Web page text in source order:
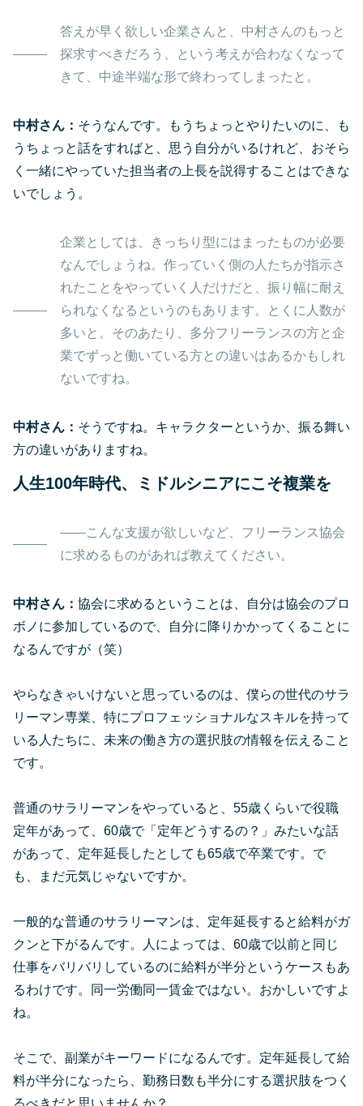
答えが早く欲しい企業さんと、中村さんのもっと
探求すべきだろう、という考えが合わなくなって
きて、中途半端な形で終わってしまったと。
中村さん： そうなんです。もうちょっとやりたいのに、も
うちょっと話をすればと、思う自分がいるけれど、おそら
く一緒にやっていた担当者の上長を説得することはできな
いでしょう。
企業としては、きっちり型にはまったものが必要
なんでしょうね。作っていく側の人たちが指示さ
れたことをやっていく人だけだと、振り幅に耐え
られなくなるというのもあります。とくに人数が
多いと。そのあたり、多分フリーランスの方と企
業でずっと働いている方との違いはあるかもしれ
ないですね。
中村さん： そうですね。キャラクターというか、振る舞い
方の違いがありますね。
人生100年時代、ミドルシニアにこそ複業を
――こんな支援が欲しいなど、フリーランス協会
に求めるものがあれば教えてください。
中村さん： 協会に求めるということは、自分は協会のプロ
ボノに参加しているので、自分に降りかかってくることに
なるんですが（笑）
やらなきゃいけないと思っているのは、僕らの世代のサラ
リーマン専業、特にプロフェッショナルなスキルを持って
いる人たちに、未来の働き方の選択肢の情報を伝えること
です。
普通のサラリーマンをやっていると、55歳くらいで役職
定年があって、60歳で「定年どうするの？」みたいな話
があって、定年延長したとしても65歳で卒業です。で
も、まだ元気じゃないですか。
一般的な普通のサラリーマンは、定年延長すると給料がガ
クンと下がるんです。人によっては、60歳で以前と同じ
仕事をバリバリしているのに給料が半分というケースもあ
るわけです。同一労働同一賃金ではない。おかしいですよ
ね。
そこで、副業がキーワードになるんです。定年延長して給
料が半分になったら、勤務日数も半分にする選択肢をつく